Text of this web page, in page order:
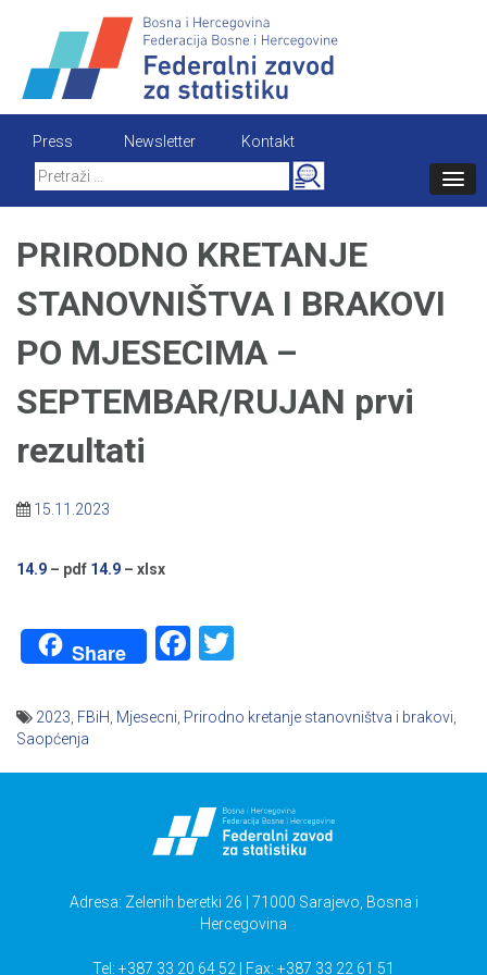
content
Press Newsletter
Kontakt
Search
for:
PRIRODNO KRETANJE
STANOVNIŠTVA I BRAKOVI
PO MJESECIMA –
SEPTEMBAR/RUJAN prvi
rezultati
15.11.2023
14.9 – pdf 14.9 – xlsx
Share Facebook
2023 FBiH Mjesecni Prirodno kretanje stanovništva i brakovi
Saopćenja
Adresa: Zelenih beretki 26 | 71000 Sarajevo, Bosna i
Hercegovina
Tel: +387 33 20 64 52 | Fax: +387 33 22 61 51